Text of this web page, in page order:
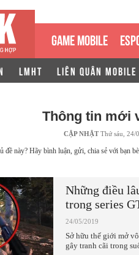
GAME MOBILE
LMHT LIÊN QUÂN MOBILE
Thông tin mới
CẬP NHẬTThứ sáu, 24/
đề này? Hãy bình luận, gửi, chia sẻ với bạn
Những điều
trong series
24/05/2019
Sở hữu thế giới mở
gây tranh cãi trong